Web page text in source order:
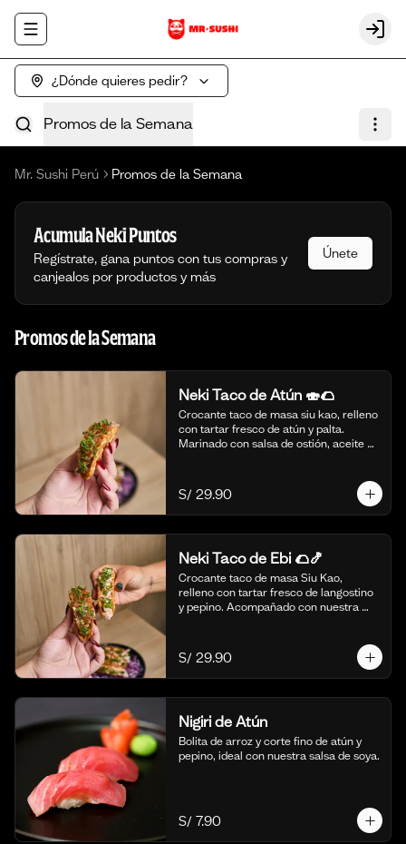
Abrir menu de navegación Login
¿Dónde quieres pedir?
Promos de la Semana
Mr. Sushi Perú Promos de la Semana
AcumulaNeki Puntos
Regístrate, gana puntos con tus compras y
canjealos por productos y más
Únete
Promos de la Semana
Neki Taco de Atún 🍣🌮
Crocante taco de masa siu kao, relleno
con tartar fresco de atún y palta.
Marinado con salsa de ostión, aceite de
S/ 29.90
Neki Taco de Ebi 🌮🍤
Crocante taco de masa Siu Kao,
relleno con tartar fresco de langostino
y pepino. Acompañado con nuestra
S/ 29.90
Nigiri de Atún
Bolita de arroz y corte fino de atún y
pepino, ideal con nuestra salsa de soya.
S/ 7.90